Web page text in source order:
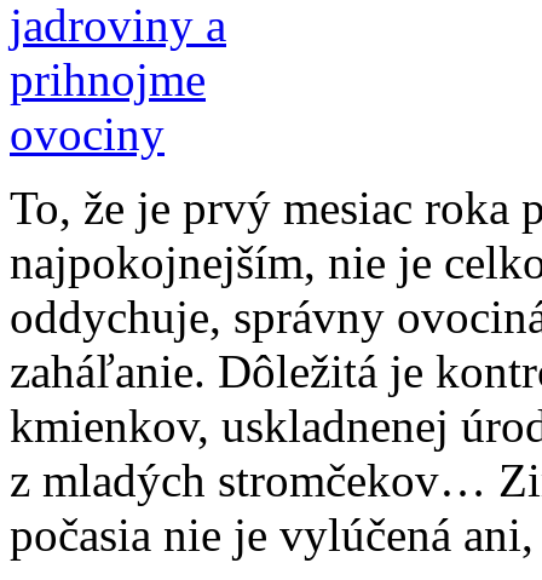
To, že je prvý mesiac roka
najpokojnejším, nie je
oddychuje, správny
zaháľanie. Dôležitá je
kmienkov, uskladnenej
z mladých stromčekov…
počasia nie je vylúčená